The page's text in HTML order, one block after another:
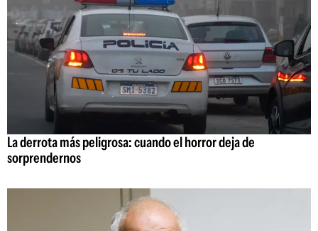
La derrota más peligrosa: cuando el horror deja de
sorprendernos